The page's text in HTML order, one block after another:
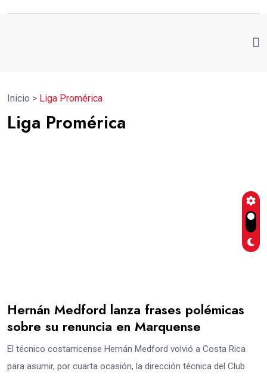
Inicio > Liga Promérica
Liga Promérica
Hernán Medford lanza frases polémicas
sobre su renuncia en Marquense
El técnico costarricense Hernán Medford volvió a Costa Rica
para asumir, por cuarta ocasión, la dirección técnica del Club